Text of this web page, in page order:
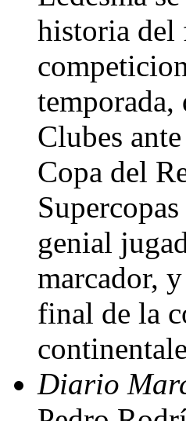
historia del
temporada,
Clubes
Copa del
genial
marcador,
final de la
Diario